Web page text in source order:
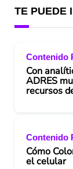
TE PUEDE
Contenido
Con
ADRES
recursos
Contenido
Cómo
el celular